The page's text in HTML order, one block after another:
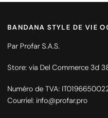
BANDANA STYLE DE VIE
Par Profar S.A.S.
Store: via Del Commerce 3d
Numéro de TVA:
Courriel: info@profar.pro